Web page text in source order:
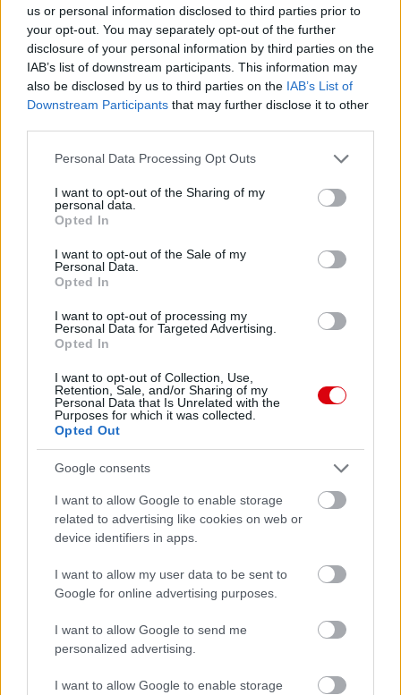
us or personal information disclosed to third parties prior to
your opt-out. You may separately opt-out of the further
disclosure of your personal information by third parties on the
IAB’s list of downstream participants. This information may
also be disclosed by us to third parties on the IAB’s List of
Downstream Participants that may further disclose it to other
Please note that this website/app uses one or more Google
not limited to your visit or usage behaviour. You may click to
grant or deny consent to Google and its third-party tags to
use your data for below specified purposes in below Google
consent section.
Personal Data Processing Opt Outs
I want to opt-out of the Sharing of my
personal data.
Opted In
I want to opt-out of the Sale of my
Personal Data.
Opted In
I want to opt-out of processing my
Personal Data for Targeted Advertising.
Opted In
I want to opt-out of Collection, Use,
Retention, Sale, and/or Sharing of my
Personal Data that Is Unrelated with the
Purposes for which it was collected.
Opted Out
Google consents
I want to allow Google to enable storage
related to advertising like cookies on web or
device identifiers in apps.
I want to allow my user data to be sent to
Google for online advertising purposes.
I want to allow Google to send me
personalized advertising.
I want to allow Google to enable storage
Meccs Center
Paris Saint-Germainvs
Manchester United
Felkészülési szezon 4. mérkőzés
Nya Ullevi, Göteborg
2026-08-08 17:00
0 nap 20 óra 22 perc 3 másodperc
Leeds United vs Manchester United 2026-08-12 20:30
AC MilanvsManchester United2026-08-15 18:00
ELŐZŐ MÉRKŐZÉSEK
Támogatás